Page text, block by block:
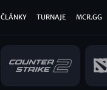
Hlavní
ČLÁNKY TURNAJE MCR.GG